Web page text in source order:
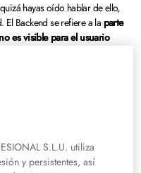
hayas oído hablar de ello,
El Backend se refiere a la parte
es visible para el usuario
Aquí se gestionan
o la autenticación de
S.L.U. utiliza
y persistentes, así